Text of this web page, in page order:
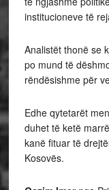
institucioneve të
Analistët thonë se
po mund të
rëndësishme për
Edhe qytetarët
duhet të ketë
kanë fituar të
Kosovës.